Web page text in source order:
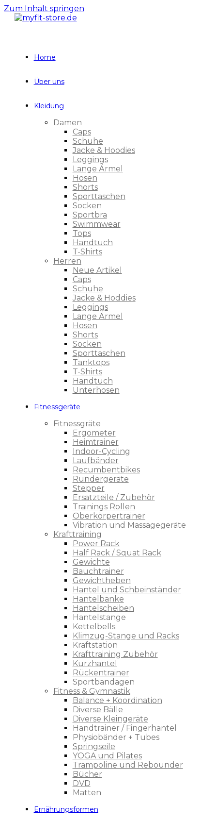
Zum Inhalt springen
Home
Über uns
Kleidung
Damen
Caps
Schuhe
Jacke & Hoodies
Leggings
Lange Ärmel
Hosen
Shorts
Sporttaschen
Socken
Sportbra
Swimmwear
Tops
Handtuch
T-Shirts
Herren
Neue Artikel
Caps
Schuhe
Jacke & Hoddies
Leggings
Lange Ärmel
Hosen
Shorts
Socken
Sporttaschen
Tanktops
T-Shirts
Handtuch
Unterhosen
Fitnessgeräte
Fitnessgräte
Ergometer
Heimtrainer
Indoor-Cycling
Laufbänder
Recumbentbikes
Rundergeräte
Stepper
Ersatzteile / Zubehör
Trainings Rollen
Oberkörpertrainer
Vibration und Massagegeräte
Krafttraining
Power Rack
Half Rack / Squat Rack
Gewichte
Bauchtrainer
Gewichtheben
Hantel und Schbeinständer
Hantelbänke
Hantelscheiben
Hantelstange
Kettelbells
Klimzug-Stange und Racks
Kraftstation
Krafttraining Zubehör
Kurzhantel
Rückentrainer
Sportbandagen
Fitness & Gymnastik
Balance + Koordination
Diverse Bälle
Diverse Kleingeräte
Handtrainer / Fingerhantel
Physiobänder + Tubes
Springseile
YOGA und Pilates
Trampoline und Rebounder
Bücher
DVD
Matten
Ernährungsformen